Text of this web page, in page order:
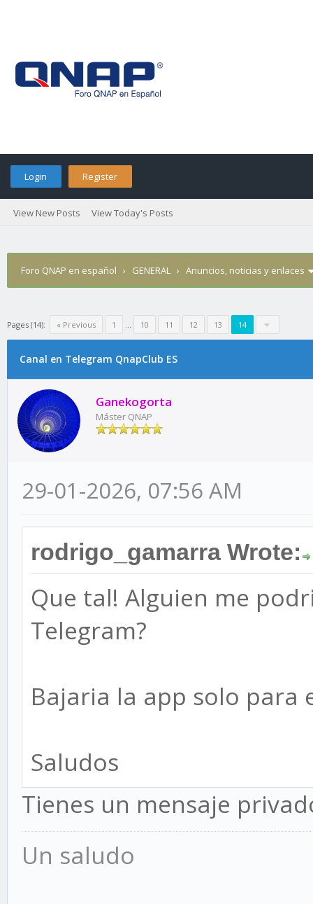
Login Register
View New Posts View Today's Posts
Foro QNAP en español › GENERAL › Anuncios, noticias y enlaces
Pages (14): « Previous 1 … 10 11 12 13 14
Canal en Telegram QnapClub ES
Ganekogorta
Máster QNAP
29-01-2026, 07:56 AM
rodrigo_gamarra Wrote:
Que tal! Alguien me
Telegram?
Bajaria la app solo para
Saludos
Tienes un mensaje
Un saludo